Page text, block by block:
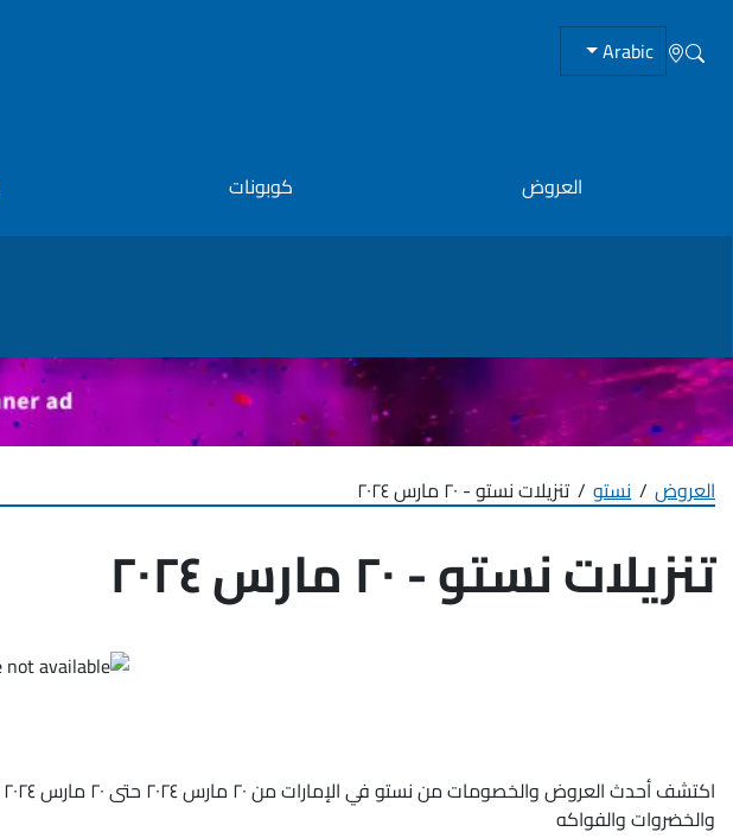
Arabic
العروض كوبونات
العروض نستو تنزيلات نستو - ٢٠ مارس ٢٠٢٤
تنزيلات نستو - ٢٠ مارس ٢٠٢٤
والخضروات والفواكه